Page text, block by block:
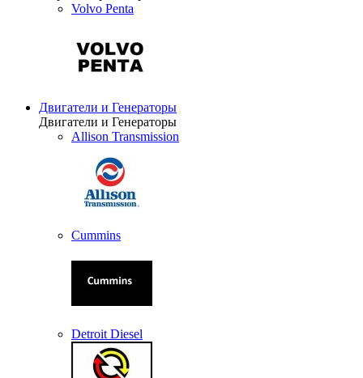
Volvo Penta
Двигатели и Генераторы
Двигатели и Генераторы
Allison Transmission
Cummins
Detroit Diesel